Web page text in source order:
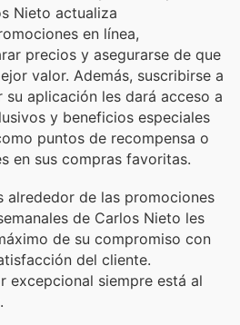
Nieto actualiza
en línea,
precios y asegurarse de que
valor. Además, suscribirse a
aplicación les dará acceso a
y beneficios especiales
puntos de recompensa o
en sus compras favoritas.
alrededor de las promociones
de Carlos Nieto les
de su compromiso con
del cliente.
excepcional siempre está al